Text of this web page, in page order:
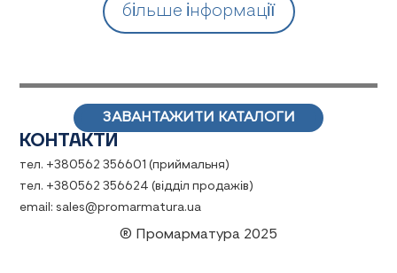
більше інформації
ЗАВАНТАЖИТИ КАТАЛОГИ
КОНТАКТИ
тел. +380562 356601 (приймальня)
тел. +380562 356624 (відділ продажів)
email: sales@promarmatura.ua
® Промарматура 2025